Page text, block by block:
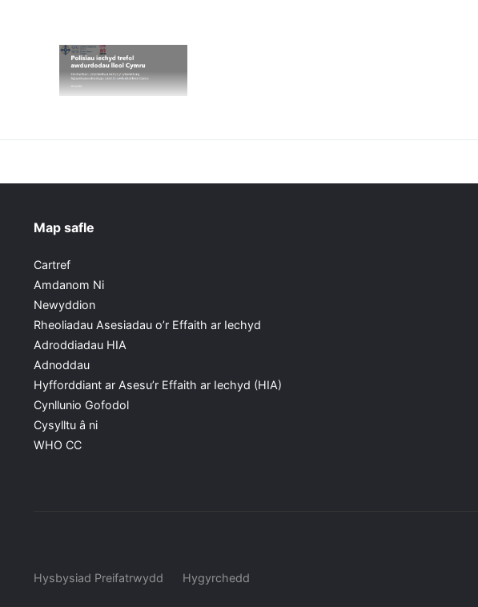
Map safle
Cartref
Amdanom Ni
Newyddion
Rheoliadau Asesiadau o’r Effaith ar Iechyd
Adroddiadau HIA
Adnoddau
Hyfforddiant ar Asesu’r Effaith ar Iechyd (HIA)
Cynllunio Gofodol
Cysylltu â ni
WHO CC
Hysbysiad Preifatrwydd Hygyrchedd